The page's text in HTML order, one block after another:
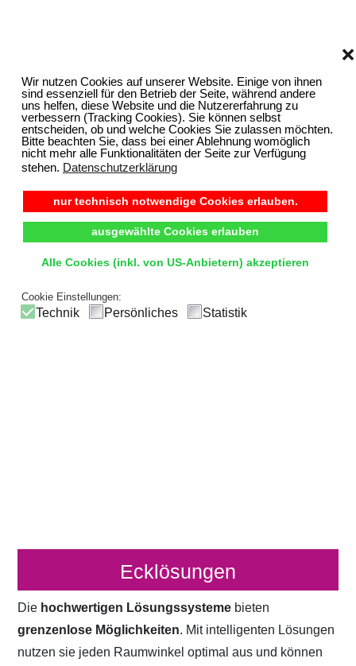
Wir nutzen Cookies auf unserer Website. Einige von ihnen
sind essenziell für den Betrieb der Seite, während andere
uns helfen, diese Website und die Nutzererfahrung zu
verbessern (Tracking Cookies). Sie können selbst
entscheiden, ob und welche Cookies Sie zulassen möchten.
Bitte beachten Sie, dass bei einer Ablehnung womöglich
nicht mehr alle Funktionalitäten der Seite zur Verfügung
stehen. Datenschutzerklärung
nur technisch notwendige Cookies erlauben.
ausgewählte Cookies erlauben
Alle Cookies (inkl. von US-Anbietern) akzeptieren
❌
Cookie Einstellungen:
Technik Persönliches Statistik
Ecklösungen
Die hochwertigen Lösungssysteme bieten
grenzenlose Möglichkeiten. Mit intelligenten Lösungen
nutzen sie jeden Raumwinkel optimal aus und können